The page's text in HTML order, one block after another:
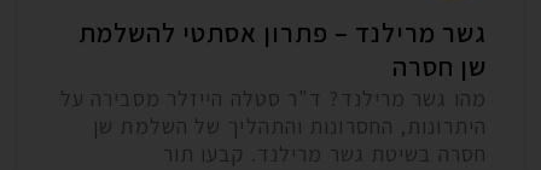
גשר מרילנד – פתרון אסתטי להשלמת
שן חסרה
מהו גשר מרילנד? ד"ר סטלה הייזלר מסבירה על
היתרונות, החסרונות והתהליך של השלמת שן
חסרה בשיטת גשר מרילנד. קבעו תור